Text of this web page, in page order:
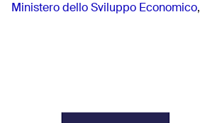
Ministero dello Sviluppo Economico,